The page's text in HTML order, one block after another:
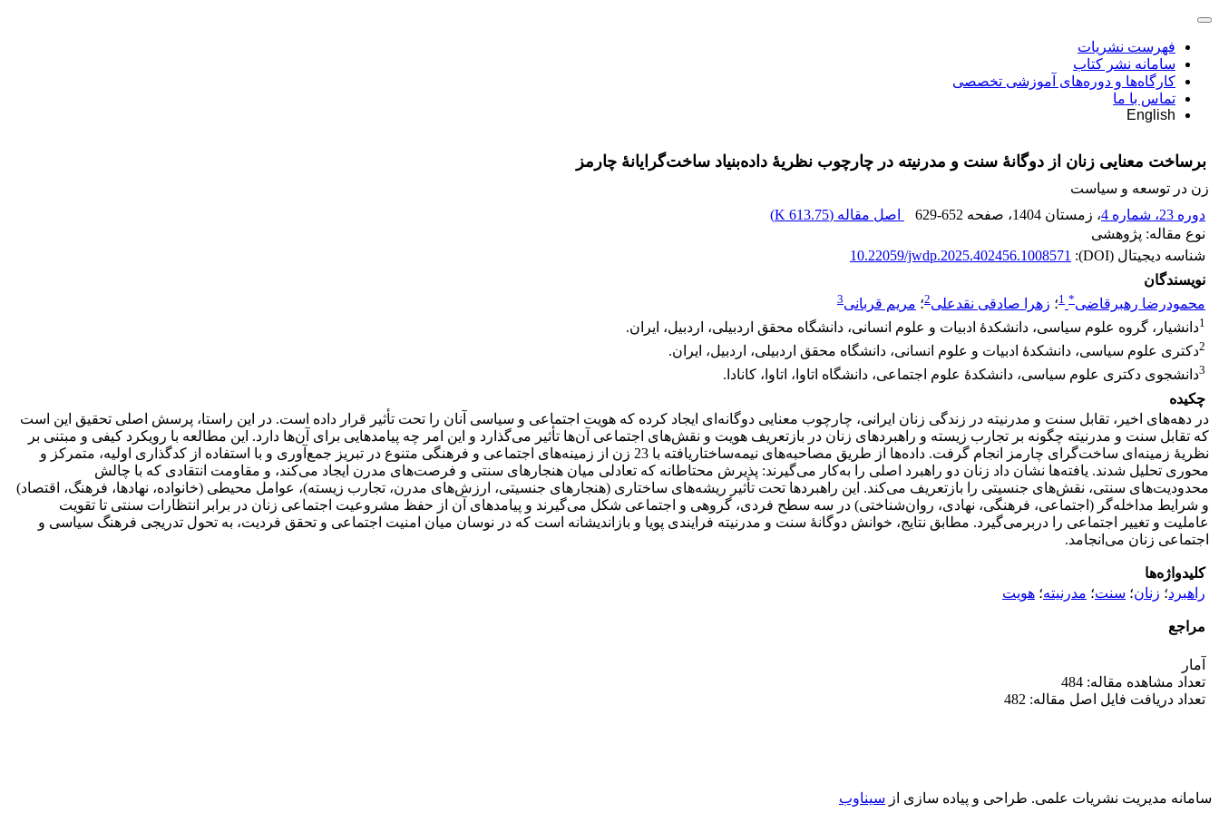
فهرست نشریات
سامانه نشر کتاب
کارگاه‌ها و دوره‌های آموزشی تخصصی
تماس با ما
English
برساخت معنایی زنان از دوگانۀ سنت و مدرنیته در چارچوب نظریۀ داده‌بنیاد ساخت‌گرایانۀ چارمز
زن در توسعه و سیاست
دوره 23، شماره 4
، زمستان 1404 ، صفحه 629-652 اصل مقاله (613.75 K
)
نوع مقاله: پژوهشی
شناسه دیجیتال (DOI):
10.22059/jwdp.2025.402456.1008571
نویسندگان
محمودرضا رهبرقاضی*
1؛ زهرا صادقی نقدعلی2؛ مریم قربانی3
1دانشیار، گروه علوم سیاسی، دانشکدۀ ادبیات و علوم انسانی، دانشگاه محقق اردبیلی، اردبیل، ایران.
2دکتری علوم سیاسی، دانشکدۀ ادبیات و علوم انسانی، دانشگاه محقق اردبیلی، اردبیل، ایران.
3دانشجوی دکتری علوم سیاسی، دانشکدۀ علوم اجتماعی، دانشگاه اتاوا، اتاوا، کانادا.
چکیده
در دهه‌های اخیر، تقابل سنت و مدرنیته در زندگی زنان ایرانی، چارچوب معنایی دوگانه‌ای ایجاد کرده که هویت اجتماعی و سیاسی آنان را تحت تأثیر قرار داده است. در این راستا، پرسش اصلی تحقیق این است
که تقابل سنت و مدرنیته چگونه بر تجارب زیسته و راهبردهای زنان در بازتعریف هویت و نقش‌های اجتماعی آن‌ها تأثیر می‌گذارد و این امر چه پیامدهایی برای آن‌ها دارد. این مطالعه با رویکرد کیفی و مبتنی بر
نظریۀ زمینه‌ای ساخت‌گرای چارمز انجام گرفت. داده‌ها از طریق مصاحبه‌های نیمه‌ساختاریافته با 23 زن از زمینه‌های اجتماعی و فرهنگی متنوع در تبریز جمع‌آوری و با استفاده از کدگذاری اولیه، متمرکز و
محوری تحلیل شدند. یافته‌ها نشان داد زنان دو راهبرد اصلی را به‌کار می‌گیرند: پذیرش محتاطانه که تعادلی میان هنجارهای سنتی و فرصت‌های مدرن ایجاد می‌کند، و مقاومت انتقادی که با چالش
محدودیت‌های سنتی، نقش‌های جنسیتی را بازتعریف می‌کند. این راهبردها تحت تأثیر ریشه‌های ساختاری (هنجارهای جنسیتی، ارزش‌های مدرن، تجارب زیسته)، عوامل محیطی (خانواده، نهادها، فرهنگ، اقتصاد)
و شرایط مداخله‌گر (اجتماعی، فرهنگی، نهادی، روان‌شناختی) در سه سطح فردی، گروهی و اجتماعی شکل می‌گیرند و پیامدهای آن از حفظ مشروعیت اجتماعی زنان در برابر انتظارات سنتی تا تقویت
عاملیت و تغییر اجتماعی را دربرمی‌گیرد. مطابق نتایج، خوانش دوگانۀ سنت و مدرنیته فرایندی پویا و بازاندیشانه است که در نوسان میان امنیت اجتماعی و تحقق فردیت، به تحول تدریجی فرهنگ سیاسی و
اجتماعی زنان می‌انجامد.
کلیدواژه‌ها
راهبرد؛ زنان؛ سنت؛ مدرنیته؛ هویت
مراجع
آمار
تعداد مشاهده مقاله: 484
تعداد دریافت فایل اصل مقاله: 482
سامانه مدیریت نشریات علمی. طراحی و پیاده سازی از سیناوب